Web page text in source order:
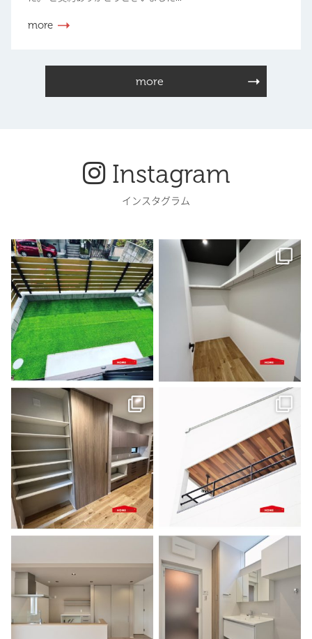
more
more
Instagram
インスタグラム